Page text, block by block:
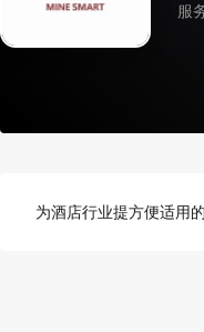
服
为酒店行业提方便适用